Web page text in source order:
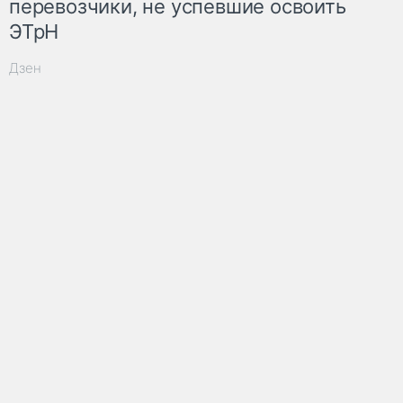
перевозчики, не успевшие освоить
ЭТрН
Дзен